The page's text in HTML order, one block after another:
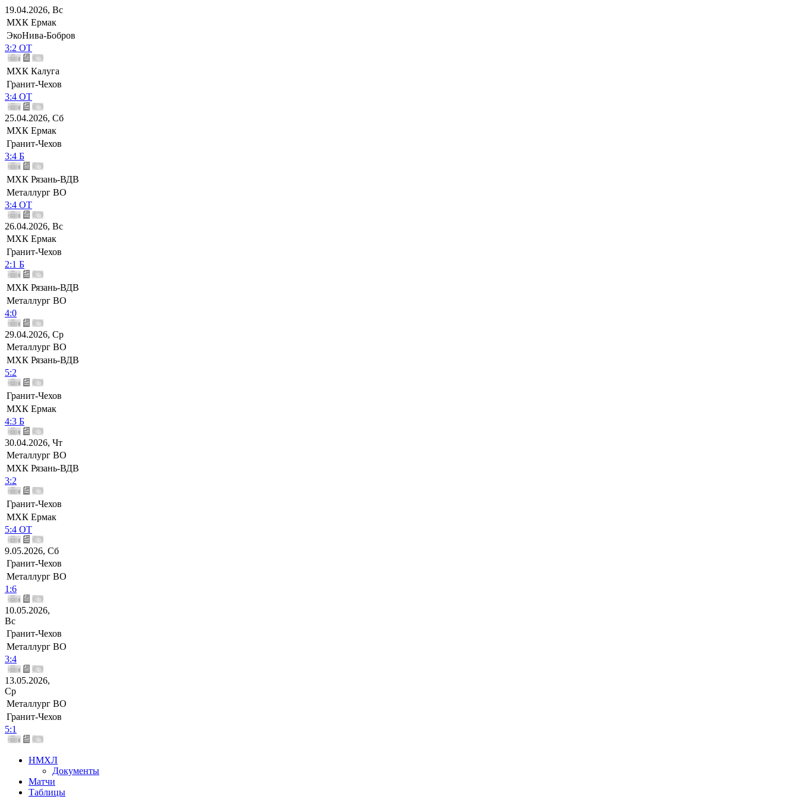
19.04.2026, Вс
МХК Ермак
ЭкоНива-Бобров
3:2 ОТ
МХК Калуга
Гранит-Чехов
3:4 ОТ
25.04.2026, Сб
МХК Ермак
Гранит-Чехов
3:4 Б
МХК Рязань-ВДВ
Металлург ВО
3:4 ОТ
26.04.2026, Вс
МХК Ермак
Гранит-Чехов
2:1 Б
МХК Рязань-ВДВ
Металлург ВО
4:0
29.04.2026, Ср
Металлург ВО
МХК Рязань-ВДВ
5:2
Гранит-Чехов
МХК Ермак
4:3 Б
30.04.2026, Чт
Металлург ВО
МХК Рязань-ВДВ
3:2
Гранит-Чехов
МХК Ермак
5:4 ОТ
9.05.2026, Сб
Гранит-Чехов
Металлург ВО
1:6
10.05.2026,
Вс
Гранит-Чехов
Металлург ВО
3:4
13.05.2026,
Ср
Металлург ВО
Гранит-Чехов
5:1
НМХЛ
Документы
Матчи
Таблицы